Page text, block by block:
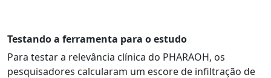
Testando a ferramenta para o estudo
Para testar a relevância clínica do PHARAOH, os
pesquisadores calcularam um escore de infiltração de